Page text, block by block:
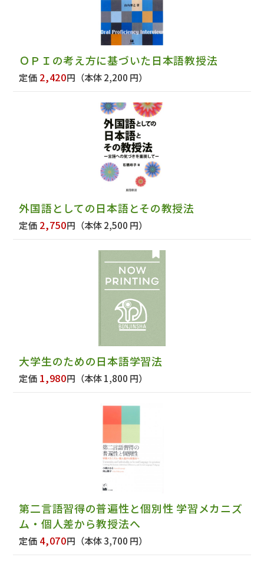
ＯＰＩの考え方に基づいた日本語教授法
定価 2,420円 （本体 2,200 円）
外国語としての日本語とその教授法
定価 2,750円 （本体 2,500 円）
大学生のための日本語学習法
定価 1,980円 （本体 1,800 円）
第二言語習得の普遍性と個別性 学習メカニズ
ム・個人差から教授法へ
定価 4,070円 （本体 3,700 円）